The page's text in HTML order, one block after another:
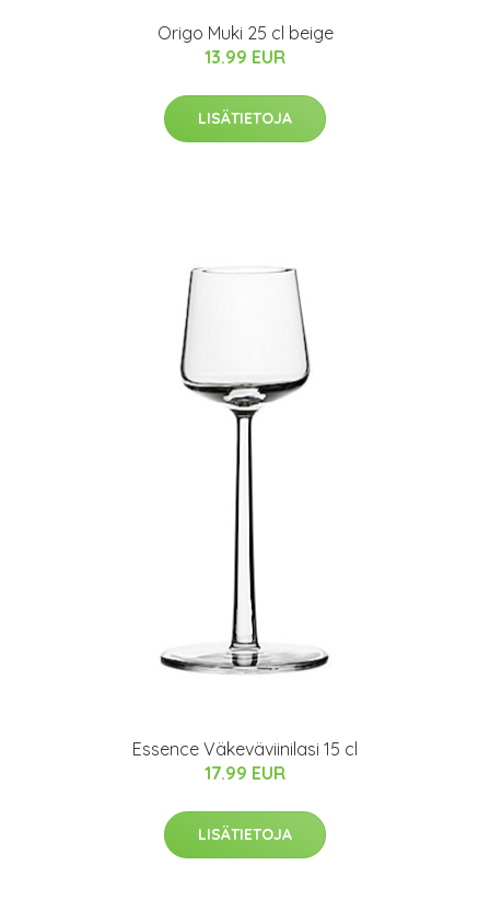
Origo Muki 25 cl beige
13.99 EUR
LISÄTIETOJA
Essence Väkeväviinilasi 15 cl
17.99 EUR
LISÄTIETOJA